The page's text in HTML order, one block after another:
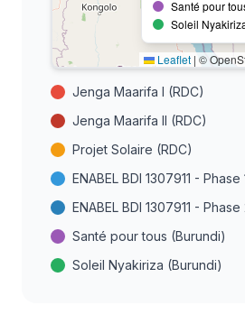
Santé pour
Soleil
Leaflet | ©
Jenga Maarifa I (RDC)
Jenga Maarifa II (RDC)
Projet Solaire (RDC)
ENABEL BDI 1307911 -
ENABEL BDI 1307911 -
Santé pour tous (Burundi)
Soleil Nyakiriza (Burundi)